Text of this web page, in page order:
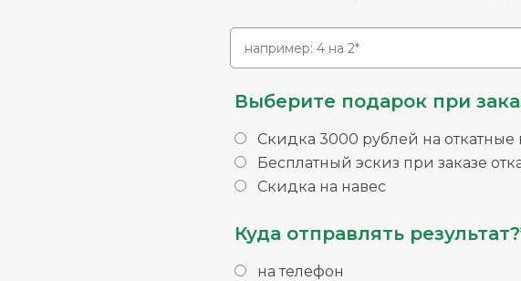
Выберите подарок при
Скидка 3000 рублей на откатные
Бесплатный эскиз при заказе
Скидка на навес
Куда отправлять
на телефон